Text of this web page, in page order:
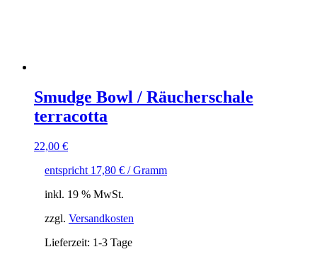
Smudge Bowl / Räucherschale
terracotta
22,00 €
entspricht 17,80 € / Gramm
inkl. 19 % MwSt.
zzgl. Versandkosten
Lieferzeit: 1-3 Tage